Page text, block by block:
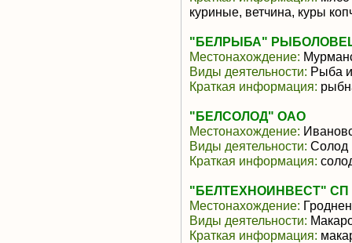
куриные, ветчина, куры
"БЕЛРЫБА"
Местонахождение:
Виды деятельности: Рыба
Краткая информация:
"БЕЛСОЛОД" ОАО
Местонахождение:
Виды деятельности: Солод
Краткая информация:
"БЕЛТЕХНОИНВЕСТ" СП
Местонахождение:
Виды деятельности:
Краткая информация: